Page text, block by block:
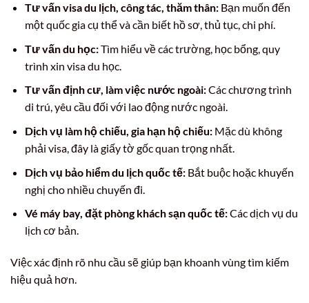
Tư vấn visa du lịch, công tác, thăm thân:Bạn muốn đến
một quốc gia cụ thể và cần biết hồ sơ, thủ tục, chi phí.
Tư vấn du học:Tìm hiểu về các trường, học bổng, quy
trình xin visa du học.
Tư vấn định cư, làm việc nước ngoài:Các chương trình
di trú, yêu cầu đối với lao động nước ngoài.
Dịch vụ làm hộ chiếu, gia hạn hộ chiếu:Mặc dù không
phải visa, đây là giấy tờ gốc quan trọng nhất.
Dịch vụ bảo hiểm du lịch quốc tế:Bắt buộc hoặc khuyến
nghị cho nhiều chuyến đi.
Vé máy bay, đặt phòng khách sạn quốc tế:Các dịch vụ du
lịch cơ bản.
Việc xác định rõ nhu cầu sẽ giúp bạn khoanh vùng tìm kiếm
hiệu quả hơn.